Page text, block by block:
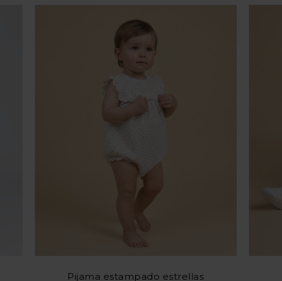
Pijama estampado estrellas